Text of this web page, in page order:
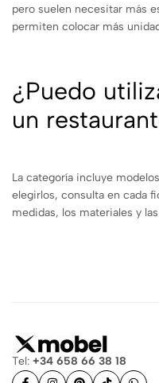
pero suelen necesitar más
permiten colocar más
¿Puedo
un
La categoría incluye
elegirlos, consulta en cada
medidas, los materiales y
Tel: +34 658 66 38 18